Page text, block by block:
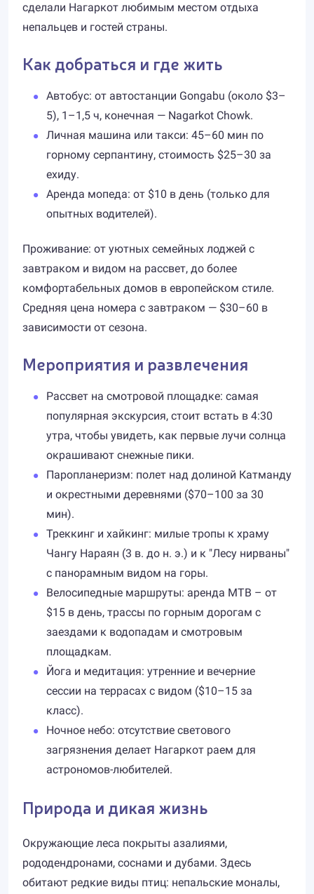
сделали Нагаркот любимым местом отдыха
непальцев и гостей страны.
Как добраться и где жить
Автобус: от автостанции Gongabu (около $3–
5), 1–1,5 ч, конечная — Nagarkot Chowk.
Личная машина или такси: 45–60 мин по
горному серпантину, стоимость $25–30 за
ехиду.
Аренда мопеда: от $10 в день (только для
опытных водителей).
Проживание: от уютных семейных лоджей с
завтраком и видом на рассвет, до более
комфортабельных домов в европейском стиле.
Средняя цена номера с завтраком — $30–60 в
зависимости от сезона.
Мероприятия и развлечения
Рассвет на смотровой площадке: самая
популярная экскурсия, стоит встать в 4:30
утра, чтобы увидеть, как первые лучи солнца
окрашивают снежные пики.
Паропланеризм: полет над долиной Катманду
и окрестными деревнями ($70–100 за 30
мин).
Треккинг и хайкинг: милые тропы к храму
Чангу Нарaян (3 в. до н. э.) и к "Лесу нирваны"
с панорамным видом на горы.
Велосипедные маршруты: аренда MTB – от
$15 в день, трассы по горным дорогам с
заездами к водопадам и смотровым
площадкам.
Йога и медитация: утренние и вечерние
сессии на террасах с видом ($10–15 за
класс).
Ночное небо: отсутствие светового
загрязнения делает Нагаркот раем для
астрономов-любителей.
Природа и дикая жизнь
Окружающие леса покрыты азалиями,
рододендронами, соснами и дубами. Здесь
обитают редкие виды птиц: непальские моналы,